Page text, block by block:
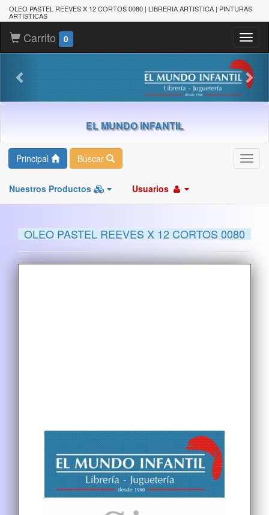
OLEO PASTEL REEVES X 12 CORTOS 0080 | LIBRERIA ARTISTICA | PINTURAS
ARTISTICAS
Carrito 0
EL MUNDO INFANTIL
Principal Buscar
Nuestros Productos Usuarios
OLEO PASTEL REEVES X 12 CORTOS 0080